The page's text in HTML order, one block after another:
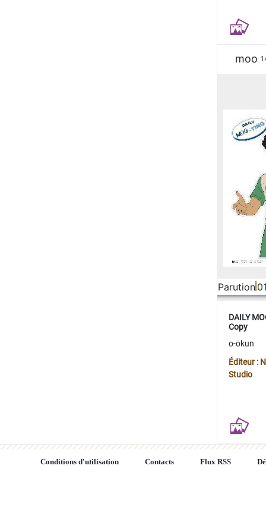
moo
Parution
DAILY
Copy
o-okun
Éditeur :
Studio
Conditions d'utilisation Contacts Flux RSS